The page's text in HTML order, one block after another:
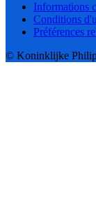
Informations
Conditions
Préférences
© Koninklijke